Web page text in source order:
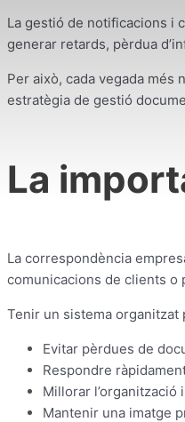
La gestió de notificacions i
generar retards, pèrdua
Per això, cada vegada
estratègia de gestió
La
La correspondència
comunicacions de clients o
Tenir un sistema
Evitar pèrdues de
Respondre
Millorar l’organització
Mantenir una imatge